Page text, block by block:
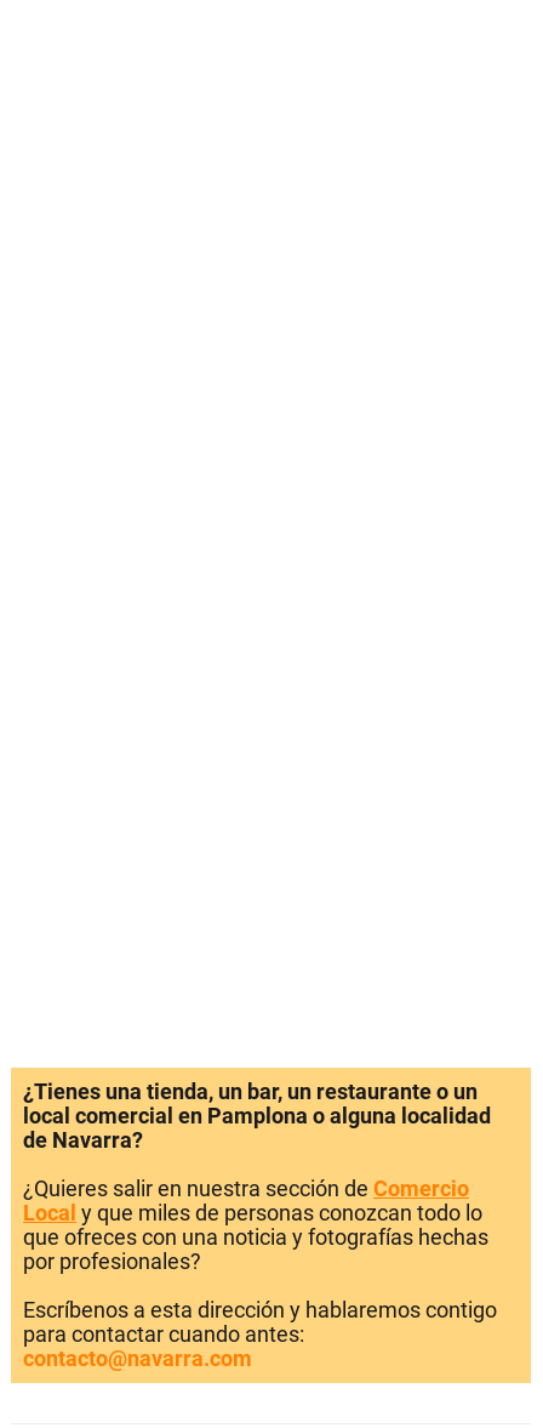
¿Tienes una tienda, un bar, un restaurante o un
local comercial en Pamplona o alguna localidad
de Navarra?
¿Quieres salir en nuestra sección de Comercio
Local y que miles de personas conozcan todo lo
que ofreces con una noticia y fotografías hechas
por profesionales?
Escríbenos a esta dirección y hablaremos contigo
para contactar cuando antes:
contacto@navarra.com